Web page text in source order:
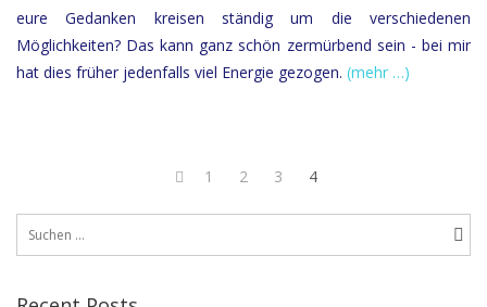
eure Gedanken kreisen ständig um die verschiedenen
Möglichkeiten? Das kann ganz schön zermürbend sein - bei mir
hat dies früher jedenfalls viel Energie gezogen. (mehr …)
Seitennummerierung
der
Beiträge
Page
1 Page
2 Page
3 Page
4
Suchen